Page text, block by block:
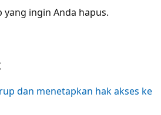
yang ingin Anda hapus.
dan menetapkan hak akses ke